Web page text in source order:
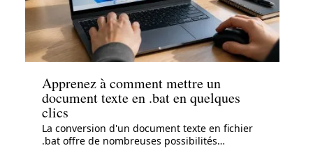
Bureautique
Apprenez à comment mettre un
document texte en .bat en quelques
clics
La conversion d'un document texte en fichier
.bat offre de nombreuses possibilités…